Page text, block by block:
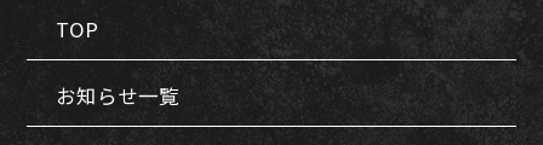
TOP
お知らせ一覧